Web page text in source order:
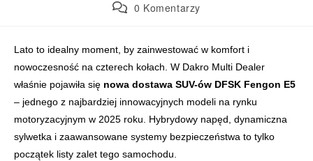
0 Komentarzy
DFSK Fengon E5 to nowoczesny, hybrydowy SUV dostępny w
Lato to idealny moment, by zainwestować w komfort i
nowoczesność na czterech kołach. W Dakro Multi Dealer
właśnie pojawiła się nowa dostawa SUV-ów DFSK Fengon E5
– jednego z najbardziej innowacyjnych modeli na rynku
motoryzacyjnym w 2025 roku. Hybrydowy napęd, dynamiczna
sylwetka i zaawansowane systemy bezpieczeństwa to tylko
początek listy zalet tego samochodu.